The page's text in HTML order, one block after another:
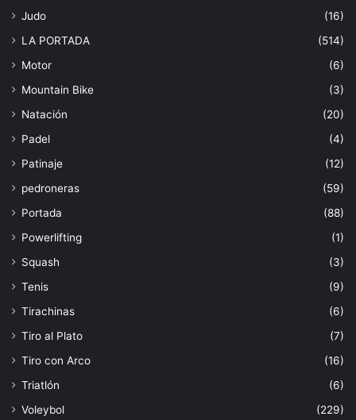
Judo
(16)
LA PORTADA
(514)
Motor
(6)
Mountain Bike
(3)
Natación
(20)
Padel
(4)
Patinaje
(12)
pedroneras
(59)
Portada
(88)
Powerlifting
(1)
Squash
(3)
Tenis
(9)
Tirachinas
(6)
Tiro al Plato
(7)
Tiro con Arco
(16)
Triatlón
(6)
Voleybol
(229)